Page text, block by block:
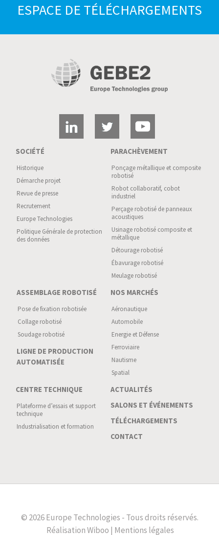
ESPACE DE TÉLÉCHARGEMENTS
SOCIÉTÉ
Historique
Démarche projet
Revue de presse
Recrutement
Europe Technologies
Politique Générale de protection
des données
PARACHÈVEMENT
Ponçage métallique et composite
robotisé
Robot collaboratif, cobot
industriel
Perçage robotisé de panneaux
acoustiques
Usinage robotisé composite et
métallique
Détourage robotisé
Ébavurage robotisé
Meulage robotisé
ASSEMBLAGE ROBOTISÉ
Pose de fixation robotisée
Collage robotisé
Soudage robotisé
LIGNE DE PRODUCTION
AUTOMATISÉE
NOS MARCHÉS
Aéronautique
Automobile
Energie et Défense
Ferroviaire
Nautisme
Spatial
CENTRE TECHNIQUE
Plateforme d’essais et support
technique
Industrialisation et formation
ACTUALITÉS
SALONS ET ÉVÉNEMENTS
TÉLÉCHARGEMENTS
CONTACT
© 2026 Europe Technologies - Tous droits réservés.
RéalisationWiboo | Mentions légales